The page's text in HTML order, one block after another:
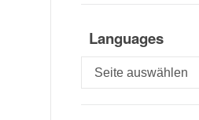
Languages
Languages